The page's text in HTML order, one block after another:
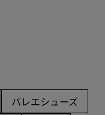
バレエシューズ